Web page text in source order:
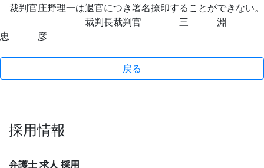
裁判官庄野理一は退官につき署名捺印することができない。
裁判長裁判官 三 淵
忠 彦
戻る
採用情報
弁護士 求人 採用